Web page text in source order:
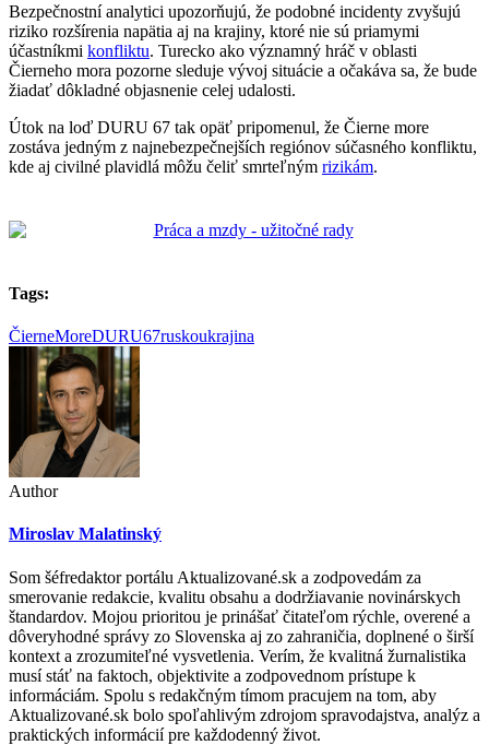
Bezpečnostní analytici upozorňujú, že podobné incidenty zvyšujú
riziko rozšírenia napätia aj na krajiny, ktoré nie sú priamymi
účastníkmi konfliktu. Turecko ako významný hráč v oblasti
Čierneho mora pozorne sleduje vývoj situácie a očakáva sa, že bude
žiadať dôkladné objasnenie celej udalosti.
Útok na loď DURU 67 tak opäť pripomenul, že Čierne more
zostáva jedným z najnebezpečnejších regiónov súčasného konfliktu,
kde aj civilné plavidlá môžu čeliť smrteľným rizikám.
Tags:
ČierneMoreDURU67ruskoukrajina
Author
Miroslav Malatinský
Som šéfredaktor portálu Aktualizované.sk a zodpovedám za
smerovanie redakcie, kvalitu obsahu a dodržiavanie novinárskych
štandardov. Mojou prioritou je prinášať čitateľom rýchle, overené a
dôveryhodné správy zo Slovenska aj zo zahraničia, doplnené o širší
kontext a zrozumiteľné vysvetlenia. Verím, že kvalitná žurnalistika
musí stáť na faktoch, objektivite a zodpovednom prístupe k
informáciám. Spolu s redakčným tímom pracujem na tom, aby
Aktualizované.sk bolo spoľahlivým zdrojom spravodajstva, analýz a
praktických informácií pre každodenný život.